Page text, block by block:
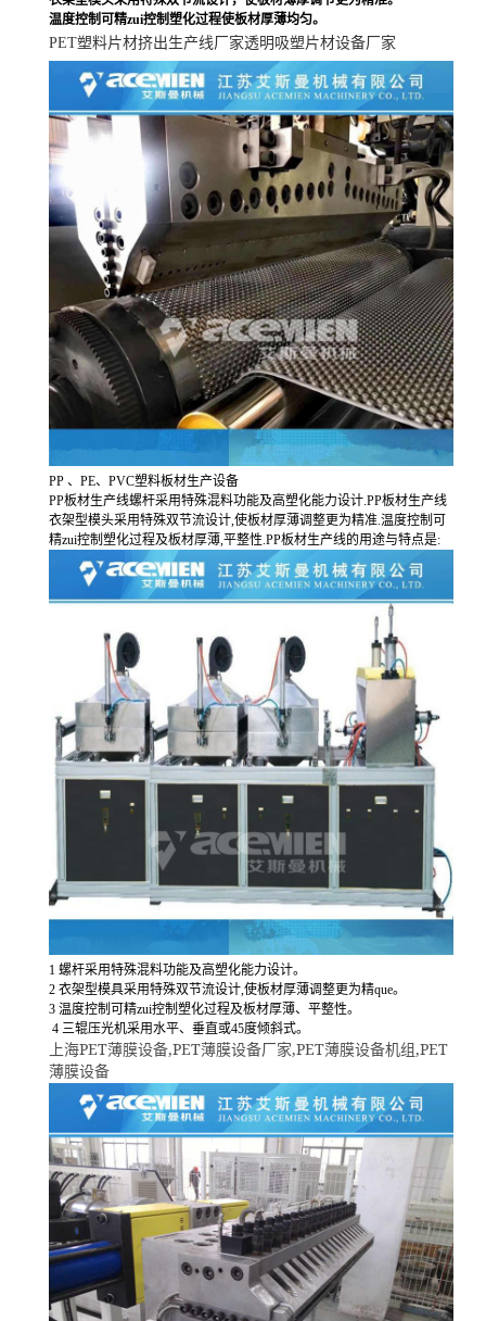
温度控制可精zui控制塑化过程使板材厚薄均匀。
PET塑料片材挤出生产线厂家透明吸塑片材设备厂家
PP 、PE、PVC塑料板材生产设备
PP板材生产线螺杆采用特殊混料功能及高塑化能力设计.PP板材生产线
衣架型模头采用特殊双节流设计,使板材厚薄调整更为精准.温度控制可
精zui控制塑化过程及板材厚薄,平整性.PP板材生产线的用途与特点是:
1 螺杆采用特殊混料功能及高塑化能力设计。
2 衣架型模具采用特殊双节流设计,使板材厚薄调整更为精que。
3 温度控制可精zui控制塑化过程及板材厚薄、平整性。
4 三辊压光机采用水平、垂直或45度倾斜式。
上海PET薄膜设备,PET薄膜设备厂家,PET薄膜设备机组 ,PET
薄膜设备